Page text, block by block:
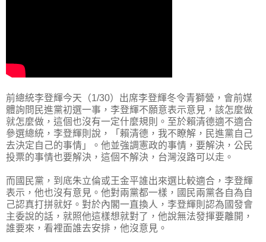
前總統李登輝今天（1/30）出席李登輝冬令青獅營，會前媒
體詢問民進黨初選一事，李登輝不願意表示意見，該怎麼做
就怎麼做，這個也沒有一定什麼規則。至於賴清德適不適合
參選總統，李登輝則說，「賴清德，我不瞭解，民進黨自己
去決定自己的事情」。他並強調憲政的事情，要解決，公民
投票的事情也要解決，這個不解決，台灣沒路可以走。
而國民黨，到底朱立倫或王金平誰出來選比較適合，李登輝
表示，他也沒有意見。他對兩黨都一樣，國民兩黨各自為自
己認真打拼就好。對於內閣一直換人，李登輝則認為國發會
主委說的話，就照他這樣想就對了，他說無法發揮要離開，
誰要來，看裡面誰去安排，他沒意見。